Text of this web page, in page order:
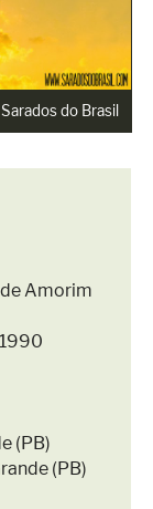
do Brasil
Amorim
(PB)
(PB)